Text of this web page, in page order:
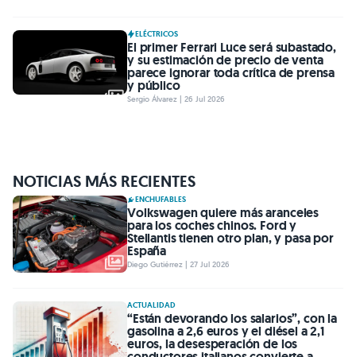
ELÉCTRICOS
El primer Ferrari Luce será subastado,
y su estimación de precio de venta
parece ignorar toda crítica de prensa
y público
Sergio Álvarez | 26 Jul 2026
NOTICIAS MÁS RECIENTES
ENCHUFABLES
Volkswagen quiere más aranceles
para los coches chinos. Ford y
Stellantis tienen otro plan, y pasa por
España
Diego Gutiérrez | 27 Jul 2026
ACTUALIDAD
“Están devorando los salarios”, con la
gasolina a 2,6 euros y el diésel a 2,1
euros, la desesperación de los